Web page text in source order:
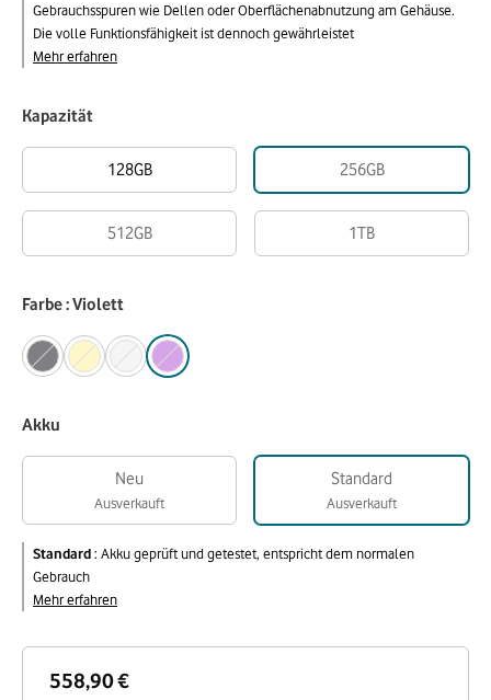
558,90 €
Gebrauchsspuren wie Dellen oder Oberflächenabnutzung am Gehäuse.
Die volle Funktionsfähigkeit ist dennoch gewährleistet
Mehr erfahren
Kapazität
128GB 256GB
512GB 1TB
Farbe : Violett
Akku
Neu
Ausverkauft
Standard
Ausverkauft
Standard: Akku geprüft und getestet, entspricht dem normalen
Gebrauch
Mehr erfahren